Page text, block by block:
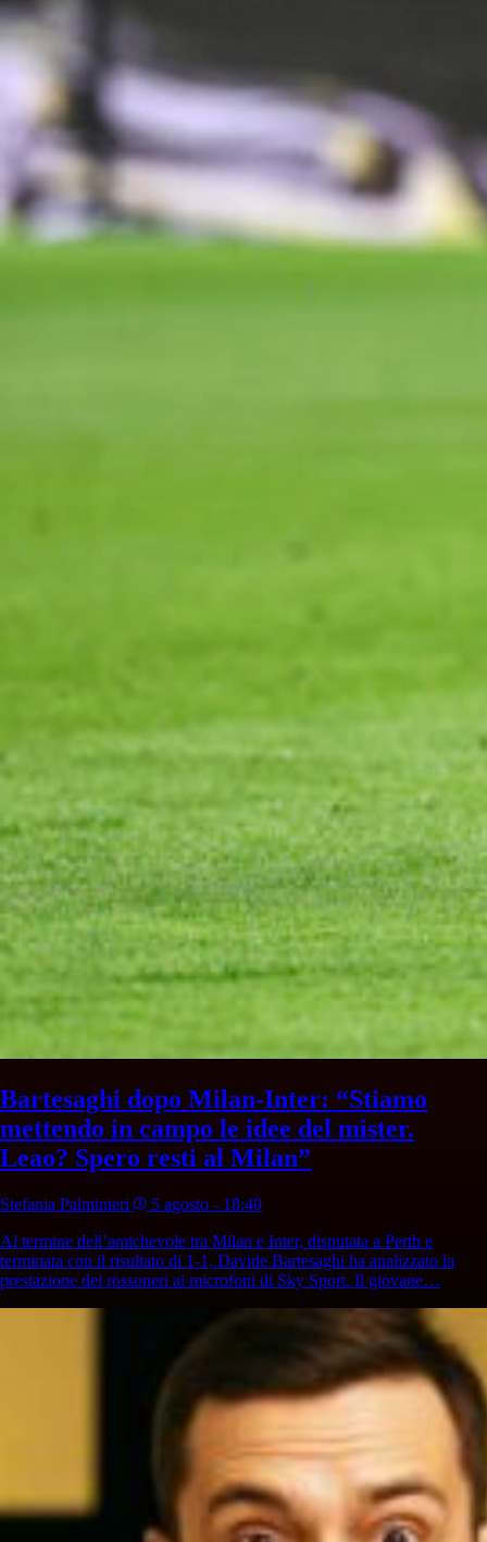
Bartesaghi dopo Milan-Inter: “Stiamo
mettendo in campo le idee del mister.
Leao? Spero resti al Milan”
Stefania Palminteri
5 agosto - 18:40
Al termine dell’amichevole tra Milan e Inter, disputata a Perth e
terminata con il risultato di 1-1, Davide Bartesaghi ha analizzato la
prestazione dei rossoneri ai microfoni di Sky Sport. Il giovane…